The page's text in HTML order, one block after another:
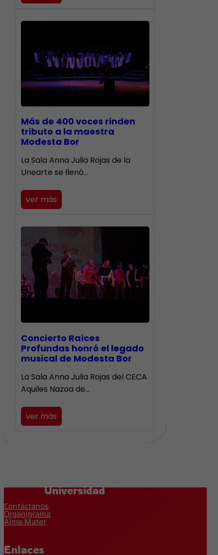
Más de 400 voces rinden
tributo a la maestra
Modesta Bor
​La Sala Anna Julia Rojas de la
Unearte se llenó…
ver más
​Concierto Raíces
Profundas honró el legado
musical de Modesta Bor
La Sala Anna Julia Rojas del CECA
Aquiles Nazoa de…
ver más
Universidad
Contáctanos
Organigrama
Alma Mater
Enlaces